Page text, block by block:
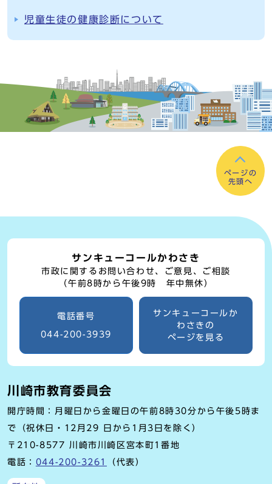
児童生徒の健康診断について
ページの
先頭へ
サンキューコールかわさき
市政に関するお問い合わせ、ご意見、ご相談
（午前8時から午後9時 年中無休）
電話番号
044-200-3939
サンキューコールか
わさきの
ページを見る
川崎市教育委員会
開庁時間：月曜日から金曜日の午前8時30分から午後5時ま
で（祝休日・12月29 日から1月3日を除く）
〒210-8577 川崎市川崎区宮本町1番地
電話： 044-200-3261 （代表）